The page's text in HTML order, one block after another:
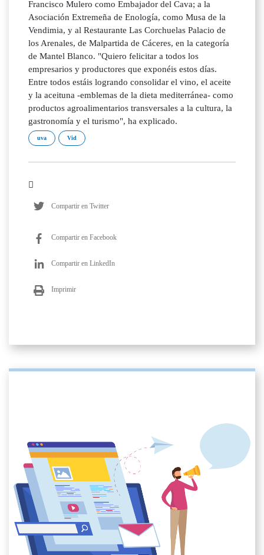
Francisco Mulero como Embajador del Cava; a la
Asociación Extremeña de Enología, como Musa de la
Vendimia, y al Restaurante Las Corchuelas Palacio de
los Arenales, de Malpartida de Cáceres, en la categoría
de Mantel Blanco. "Quiero felicitar a todos los
empresarios y productores que exponéis estos días.
Entre todos estáis logrando consolidar el vino, el aceite
y la aceituna -emblemas de la dieta mediterránea- como
productos agroalimentarios transversales a la cultura, la
gastronomía y el turismo", ha explicado.
uva Vid
Compartir en Twitter
Compartir en Facebook
Compartir en LinkedIn
Imprimir